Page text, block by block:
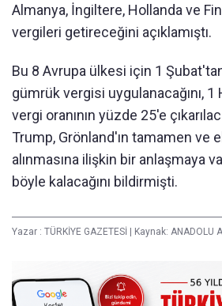
Almanya, İngiltere, Hollanda ve
vergileri getireceğini açıklamıştı.
Bu 8 Avrupa ülkesi için 1
gümrük vergisi uygulanacağını, 1
vergi oranının yüzde 25'e
Trump, Grönland'ın tamamen ve
alınmasına ilişkin bir anlaşmaya
böyle kalacağını bildirmişti.
Yazar : TÜRKİYE GAZETESİ | Kaynak: ANADOLU